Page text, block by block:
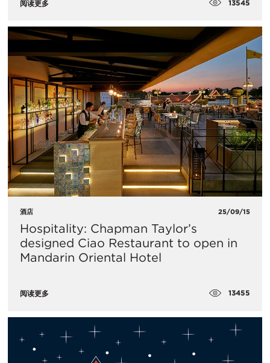
阅读更多 13545
酒店 25/09/15
Hospitality: Chapman Taylor’s
designed Ciao Restaurant to open in
Mandarin Oriental Hotel
阅读更多 13455